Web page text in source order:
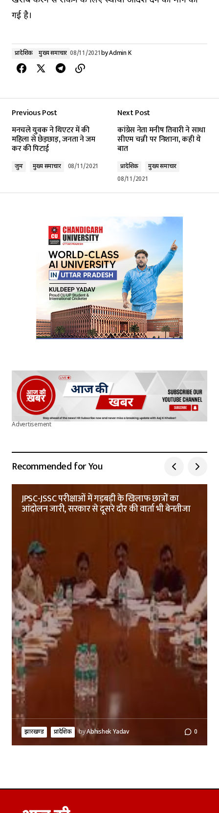
गई है।
प्रादेशिक मुख्य समाचार 08/11/2021byAdmin K
Previous Post
मनचले युवक ने थिएटर में की
महिला से छेड़छाड़, जनता ने जम
कर की पिटाई
जुर्म मुख्य समाचार 08/11/2021
Next Post
कांग्रेस नेता मनीष तिवारी ने साधा
सीएम चन्नी पर निशाना, कही ये
बात
प्रादेशिक
मुख्य समाचार
08/11/2021
Advertisement
Recommended for You
JPSC-JSSC परीक्षाओं में गड़बड़ी के खिलाफ छात्रों का
आंदोलन जारी, सरकार से दूसरे दौर की वार्ता भी बेनतीजा
झारखण्ड प्रादेशिक byAbhishek Yadav 0